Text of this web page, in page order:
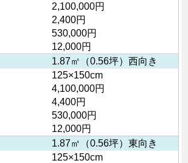
2,100,000円
2,400円
530,000円
12,000円
1.87㎡（0.56坪）西向き
125×150cm
4,100,000円
4,400円
530,000円
12,000円
1.87㎡（0.56坪）東向き
125×150cm